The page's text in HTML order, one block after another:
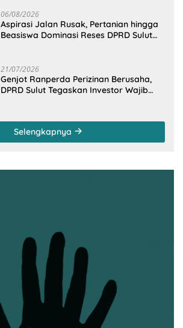
06/08/2026
Aspirasi Jalan Rusak, Pertanian hingga
Beasiswa Dominasi Reses DPRD Sulut
21/07/2026
Genjot Ranperda Perizinan Berusaha,
DPRD Sulut Tegaskan Investor Wajib
Selengkapnya